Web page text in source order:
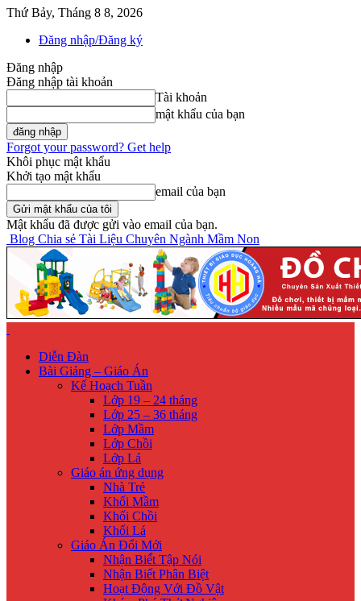
Thứ Bảy, Tháng 8 8, 2026
Đăng nhập/Đăng ký
Đăng nhập
Đăng nhập tài khoản
Tài khoản
mật khẩu của bạn
Forgot your password? Get help
Khôi phục mật khẩu
Khởi tạo mật khẩu
email của bạn
Mật khẩu đã được gửi vào email của bạn.
Blog Chia sẻ Tài Liệu Chuyên Ngành Mầm Non
Diễn Đàn
Bài Giảng – Giáo Án
Kế Hoạch Tuần
Lớp 19 – 24 tháng
Lớp 25 – 36 tháng
Lớp Mầm
Lớp Chồi
Lớp Lá
Giáo án ứng dụng
Nhà Trẻ
Khối Mầm
Khối Chồi
Khối Lá
Giáo Án Đổi Mới
Nhận Biế́t Tập Nói
Nhận Biết Phân Biệt
Hoạt Động Với Đồ Vật